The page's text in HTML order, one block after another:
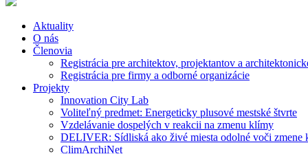
Aktuality
O nás
Členovia
Registrácia pre architektov, projektantov a
Registrácia pre firmy a odborné organizácie
Projekty
Innovation City Lab
Voliteľný predmet: Energeticky plusové mestské štvrte
Vzdelávanie dospelých v reakcii na zmenu klímy
DELIVER: Sídliská ako živé miesta odolné voči zmene
ClimArchiNet